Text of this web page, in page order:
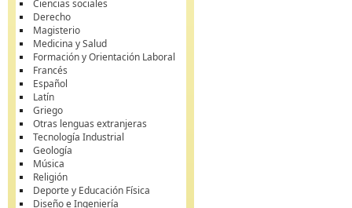
Ciencias sociales
Derecho
Magisterio
Medicina y Salud
Formación y Orientación Laboral
Francés
Español
Latín
Griego
Otras lenguas extranjeras
Tecnología Industrial
Geología
Música
Religión
Deporte y Educación Física
Diseño e Ingeniería